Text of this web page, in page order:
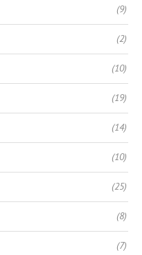
(9)
(2)
(10)
(19)
(14)
(10)
(25)
(8)
(7)